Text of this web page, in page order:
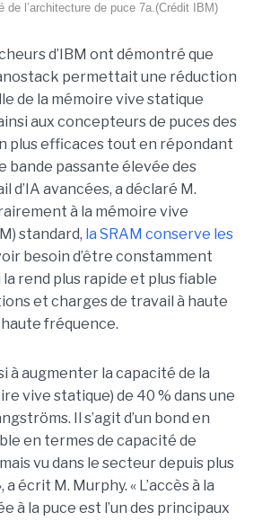
de l’architecture de puce 7a.(Crédit IBM)
d’IBM ont démontré que
permettait une réduction
de la mémoire vive statique
aux concepteurs de puces des
plus efficaces tout en répondant
bande passante élevée des
d’IA avancées, a déclaré M.
à la mémoire vive
standard, la SRAM conserve les
besoin d’être constamment
rend plus rapide et plus fiable
et charges de travail à haute
fréquence.
à augmenter la capacité de la
vive statique) de 40 % dans une
Il s’agit d’un bond en
en termes de capacité de
vu dans le secteur depuis plus
a écrit M. Murphy. « L’accès à la
à la puce est l’un des principaux